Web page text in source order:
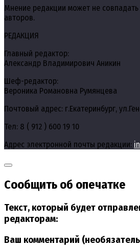
Мнение редакции может не совпадать
авторов.
РЕДАКЦИЯ
Главный редактор:
Александр Владимирович Аникин
Шеф-редактор:
Вероника Романовна Румянцева
Почтовый адрес: г.Екатеринбург,
Тел: 8 ( 912 ) 600 19 10
Адрес электронной почты редакции:
Сообщить об опечатке
Текст, который будет
редакторам:
Ваш комментарий